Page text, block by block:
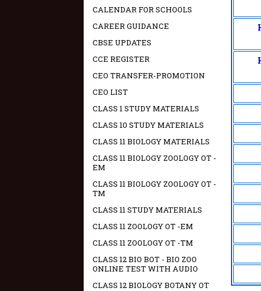
CALENDAR FOR SCHOOLS
CAREER GUIDANCE
CBSE UPDATES
CCE REGISTER
CEO TRANSFER-PROMOTION
CEO LIST
CLASS 1 STUDY MATERIALS
CLASS 10 STUDY MATERIALS
CLASS 11 BIOLOGY MATERIALS
CLASS 11 BIOLOGY ZOOLOGY OT -
EM
CLASS 11 BIOLOGY ZOOLOGY OT -
TM
CLASS 11 STUDY MATERIALS
CLASS 11 ZOOLOGY OT -EM
CLASS 11 ZOOLOGY OT -TM
CLASS 12 BIO BOT - BIO ZOO
ONLINE TEST WITH AUDIO
CLASS 12 BIOLOGY BOTANY OT